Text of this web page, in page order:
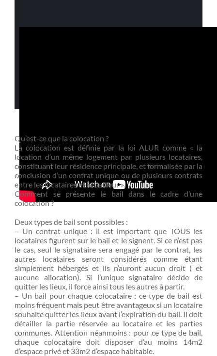
Qu’est-ce que la colocation ?
La colocation est définie par la loi ALUR comme « la
location d’un même logement par plusieurs locataires,
constituant leur résidence principale, et formalisée par la
conclusion d’un contrat unique ou de plusieurs contrats
entre les locataires et le bailleur ».
Comment se présente le bail dans le cadre d’une
colocation ?
Deux types de bail sont possibles :
– Un contrat unique : il est important que TOUS les
locataires figurent sur le bail et le signent. Si ce n’est pas
le cas, seul le signataire sera engagé par le contrat, les
autres locataires seront considérés comme étant
simplement hébergés et ils n’auront aucun droit ( et
aucune allocation). Si l’unique signataire décide de
quitter les lieux, il force ainsi tous les autres à partir.
– Un bail pour chaque colocataire : ce type de bail est
moins fréquent mais peut être avantageux si un locataire
souhaite quitter les lieux avant l’expiration du bail. Il doit
détailler la partie réservée au locataire et les parties
communes. Attention néanmoins : pour ce type de bail,
chaque colocataire doit disposer d’au moins 14m2
d’espace privé et 33m2 d’espace habitable.